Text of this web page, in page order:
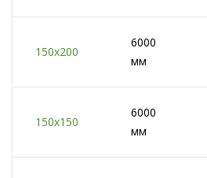
150x200
6000
мм
150x150
6000
мм